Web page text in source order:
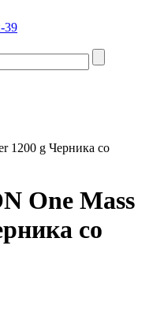
39
1200 g Черника со
One Mass
со